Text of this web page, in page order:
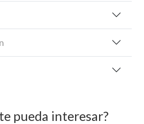
pueda interesar?